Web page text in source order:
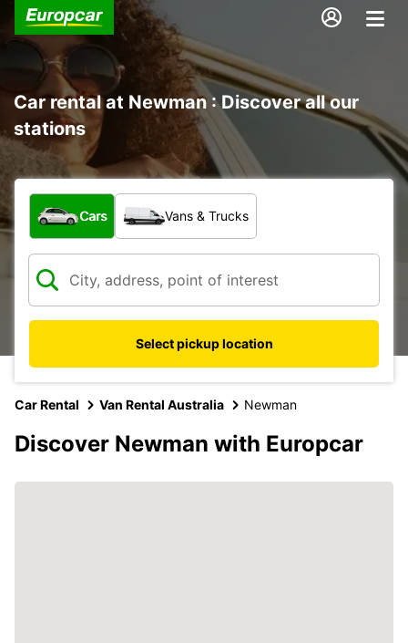
Car rental at Newman : Discover all our
stations
What type of vehicle?
Cars Vans & Trucks
Select pickup location
Car Rental Van Rental Australia Newman
Discover Newman with Europcar